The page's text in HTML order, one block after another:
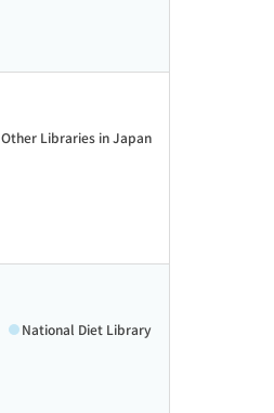
Other Libraries in Japan
National Diet Library